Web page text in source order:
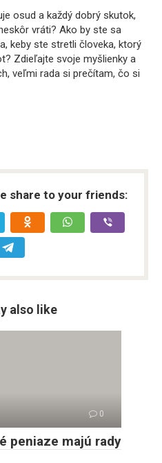
osud a každý dobrý skutok,
vráti? Ako by ste sa
keby ste stretli človeka, ktorý
Zdieľajte svoje myšlienky a
veľmi rada si prečítam, čo si
share to your friends:
also like
0
peniaze majú rady